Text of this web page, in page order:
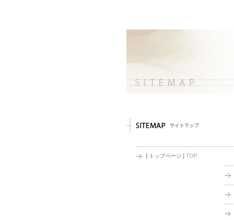
[ トップページ ] TOP